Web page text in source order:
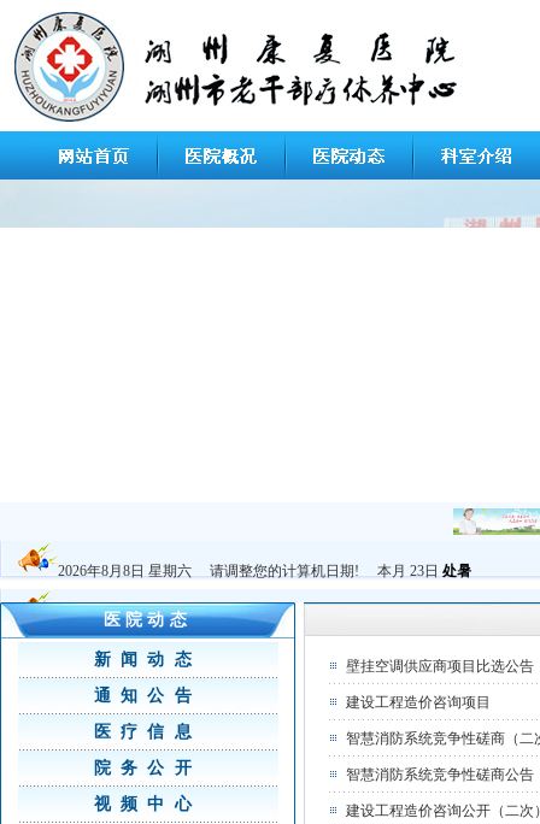
2026年8月8日 星期六 请调整您的计算机日期! 本月 23日 处暑
医院动态
新闻动态
通知公告
医疗信息
院务公开
视频中心
壁挂空调供应商项目比选公告
建设工程造价咨询项目
智慧消防系统竞争性磋商（二
智慧消防系统竞争性磋商公告
建设工程造价咨询公开（二次